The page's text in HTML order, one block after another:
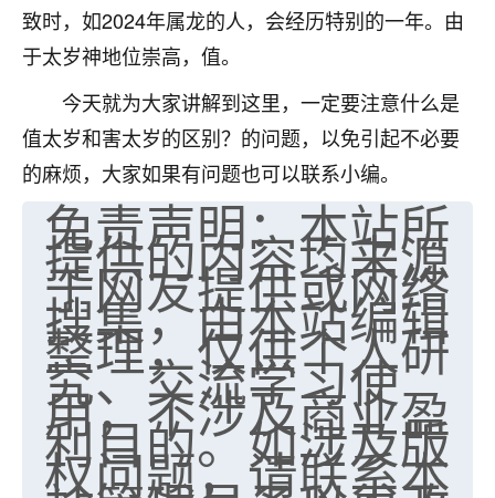
致时，如2024年属龙的人，会经历特别的一年。由
于太岁神地位崇高，值。
今天就为大家讲解到这里，一定要注意什么是
值太岁和害太岁的区别？的问题，以免引起不必要
的麻烦，大家如果有问题也可以联系小编。
免责声明：本站所
提供的内容均来源
于网友提供或网络
搜集，由本站编辑
整理，仅供个人研
究、交流学习使
用，不涉及商业盈
利目的。如涉及版
权问题，请联系本
七零老顽童：我母亲前年离世，刚开始我经常
做梦梦见她，后来也是朋友介绍，找到慧来老
了，一开始是半信半疑的，图个心安，给亡母
超度，现在看来，人不信也不行。
2天前 来自云南
优秀的张同学
老师收徒吗？？我对这些很感兴趣
2天前 来自山西 15